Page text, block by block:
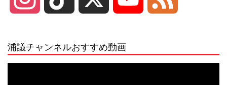
浦議チャンネルおすすめ動画